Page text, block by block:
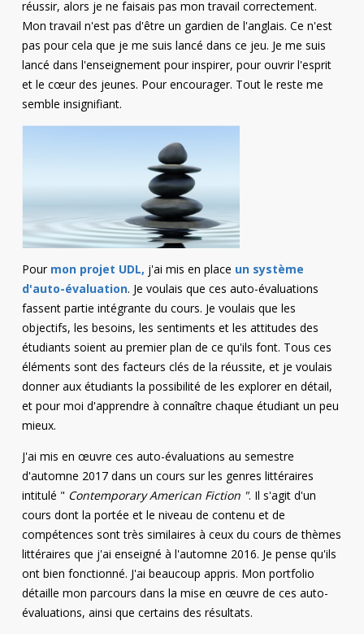
réussir, alors je ne faisais pas mon travail correctement.
Mon travail n'est pas d'être un gardien de l'anglais. Ce n'est
pas pour cela que je me suis lancé dans ce jeu. Je me suis
lancé dans l'enseignement pour inspirer, pour ouvrir l'esprit
et le cœur des jeunes. Pour encourager. Tout le reste me
semble insignifiant.
Pour mon projet UDL, j'ai mis en place un système
d'auto-évaluation. Je voulais que ces auto-évaluations
fassent partie intégrante du cours. Je voulais que les
objectifs, les besoins, les sentiments et les attitudes des
étudiants soient au premier plan de ce qu'ils font. Tous ces
éléments sont des facteurs clés de la réussite, et je voulais
donner aux étudiants la possibilité de les explorer en détail,
et pour moi d'apprendre à connaître chaque étudiant un peu
mieux.
J'ai mis en œuvre ces auto-évaluations au semestre
d'automne 2017 dans un cours sur les genres littéraires
intitulé " Contemporary American Fiction ". Il s'agit d'un
cours dont la portée et le niveau de contenu et de
compétences sont très similaires à ceux du cours de thèmes
littéraires que j'ai enseigné à l'automne 2016. Je pense qu'ils
ont bien fonctionné. J'ai beaucoup appris. Mon portfolio
détaille mon parcours dans la mise en œuvre de ces auto-
évaluations, ainsi que certains des résultats.